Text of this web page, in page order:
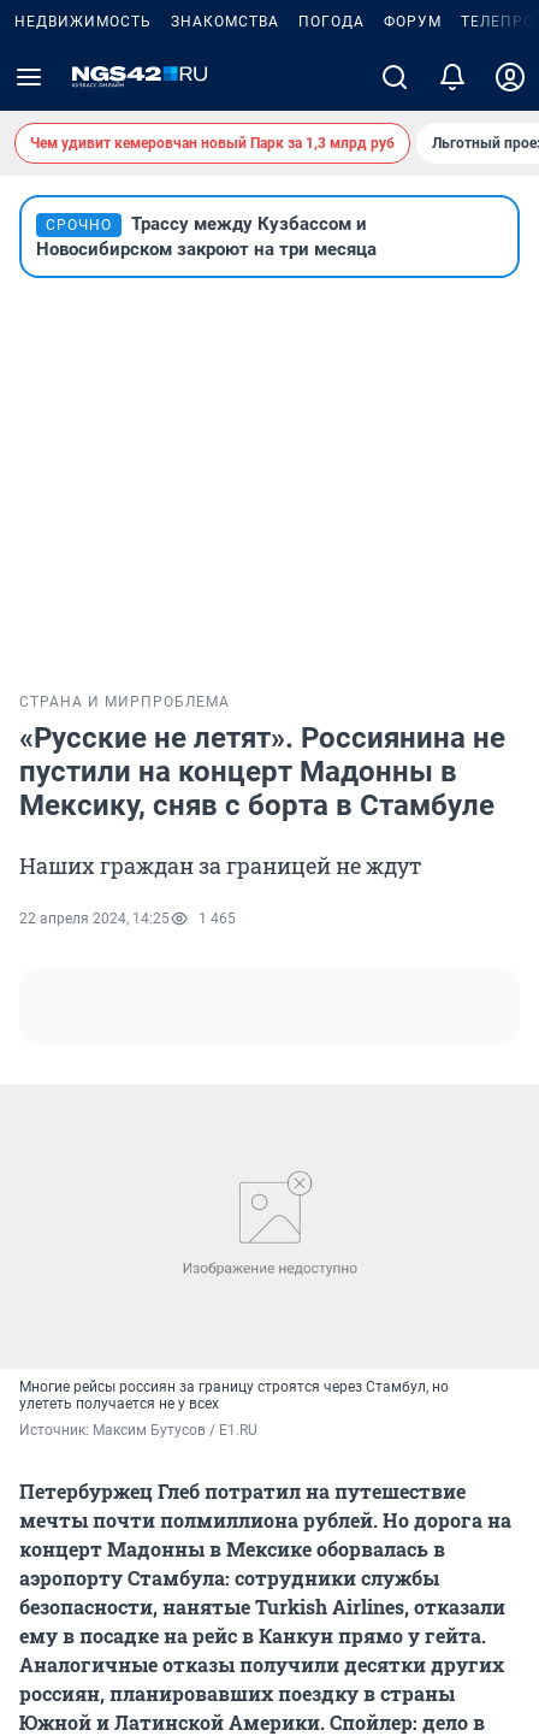
НЕДВИЖИМОСТЬ ЗНАКОМСТВА ПОГОДА ФОРУМ
Чем удивит кемеровчан новый Парк за 1,3 млрд руб Льготный
СРОЧНО
Трассу между Кузбассом и
Новосибирском закроют на три месяца
СТРАНА И МИР ПРОБЛЕМА
«Русские не летят». Россиянина не
пустили на концерт Мадонны в
Мексику, сняв с борта в Стамбуле
Наших граждан за границей не ждут
22 апреля 2024, 14:25 1 465
Многие рейсы россиян за границу строятся через Стамбул, но
улететь получается не у всех
Источник: Максим Бутусов / E1.RU
Петербуржец Глеб потратил на путешествие
мечты почти полмиллиона рублей. Но дорога на
концерт Мадонны в Мексике оборвалась в
аэропорту Стамбула: сотрудники службы
безопасности, нанятыеTurkish Airlines, отказали
ему в посадке на рейс в Канкун прямо у гейта.
Аналогичные отказы получили десятки других
россиян, планировавших поездку в страны
Южной и Латинской Америки. Спойлер: дело в